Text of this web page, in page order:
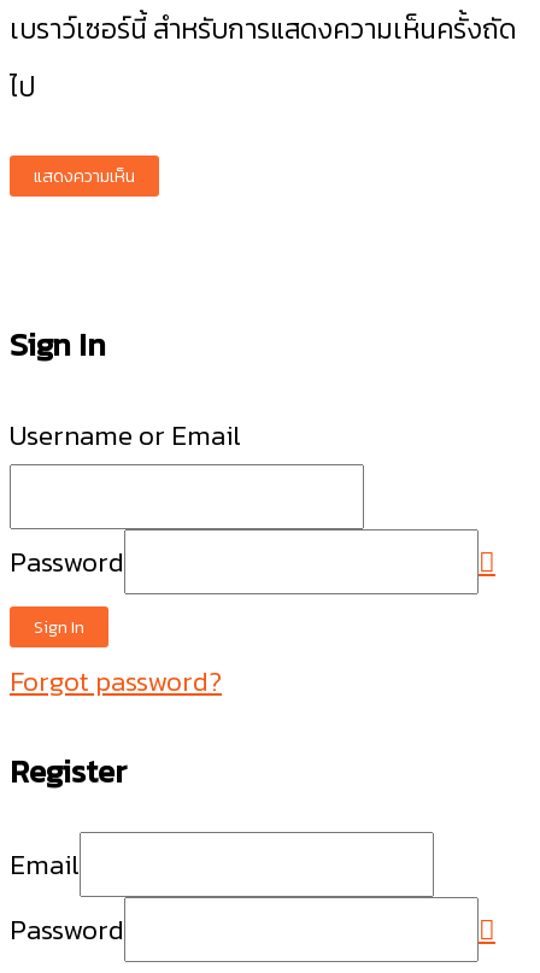
เบราว์เซอร์นี้ สำหรับการแสดงความเห็นครั้งถัด
ไป
Sign In
Username or Email
Password
Sign In
Forgot password?
Register
Email
Password